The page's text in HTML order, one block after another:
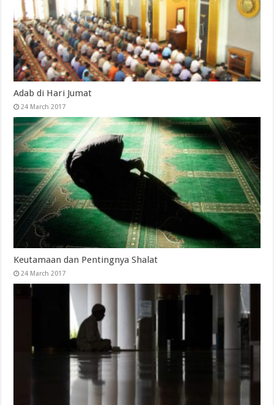
Adab di Hari Jumat
24 March 2017
Keutamaan dan Pentingnya Shalat
24 March 2017